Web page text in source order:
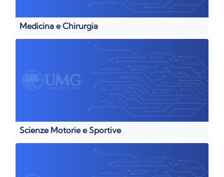
Medicina e Chirurgia
Scienze Motorie e Sportive